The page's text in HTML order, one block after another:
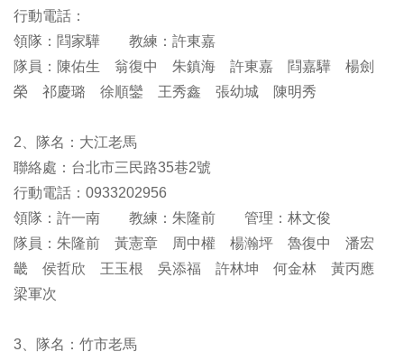
行動電話：
領隊：閰家驊 教練：許東嘉
隊員：陳佑生 翁復中 朱鎮海 許東嘉 閰嘉驊 楊劍
榮 祁慶璐 徐順鑾 王秀鑫 張幼城 陳明秀
2、隊名：大江老馬
聯絡處：台北市三民路35巷2號
行動電話：0933202956
領隊：許一南 教練：朱隆前 管理：林文俊
隊員：朱隆前 黃憲章 周中權 楊瀚坪 魯復中 潘宏
畿 侯哲欣 王玉根 吳添福 許林坤 何金林 黃丙應
梁軍次
3、隊名：竹市老馬